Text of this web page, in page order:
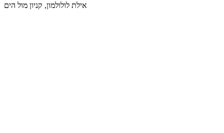
אילת לולולמון, קניון מול הים